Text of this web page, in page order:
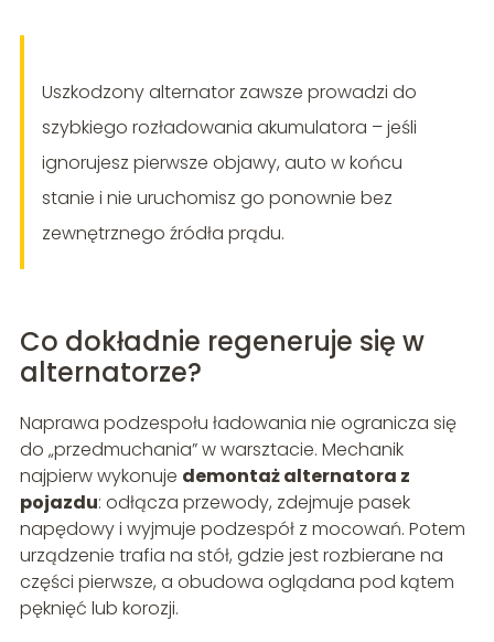
Uszkodzony alternator zawsze prowadzi do
szybkiego rozładowania akumulatora – jeśli
ignorujesz pierwsze objawy, auto w końcu
stanie i nie uruchomisz go ponownie bez
zewnętrznego źródła prądu.
Co dokładnie regeneruje się w
alternatorze?
Naprawa podzespołu ładowania nie ogranicza się
do „przedmuchania” w warsztacie. Mechanik
najpierw wykonuje demontaż alternatora z
pojazdu: odłącza przewody, zdejmuje pasek
napędowy i wyjmuje podzespół z mocowań. Potem
urządzenie trafia na stół, gdzie jest rozbierane na
części pierwsze, a obudowa oglądana pod kątem
pęknięć lub korozji.